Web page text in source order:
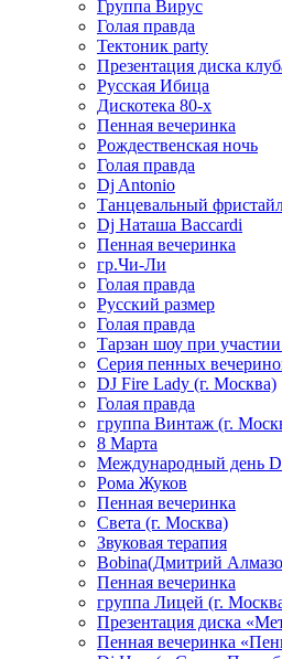
Группа Вирус
Голая правда
Тектоник party
Презентация диска
Русская Ибица
Дискотека 80-х
Пенная вечеринка
Рождественская ночь
Голая правда
Dj Antonio
Танцевальный
Dj Наташа Baccardi
Пенная вечеринка
гр.Чи-Ли
Голая правда
Русский размер
Голая правда
Тарзан шоу при
Серия пенных
DJ Fire Lady (г. Москва)
Голая правда
группа Винтаж (г.
8 Марта
Международный день
Рома Жуков
Пенная вечеринка
Света (г. Москва)
Звуковая терапия
Bobina(Дмитрий
Пенная вечеринка
группа Лицей (г.
Презентация диска
Пенная вечеринка